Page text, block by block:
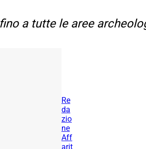
a tutte le aree
Re
da
zio
ne
Aff
arit